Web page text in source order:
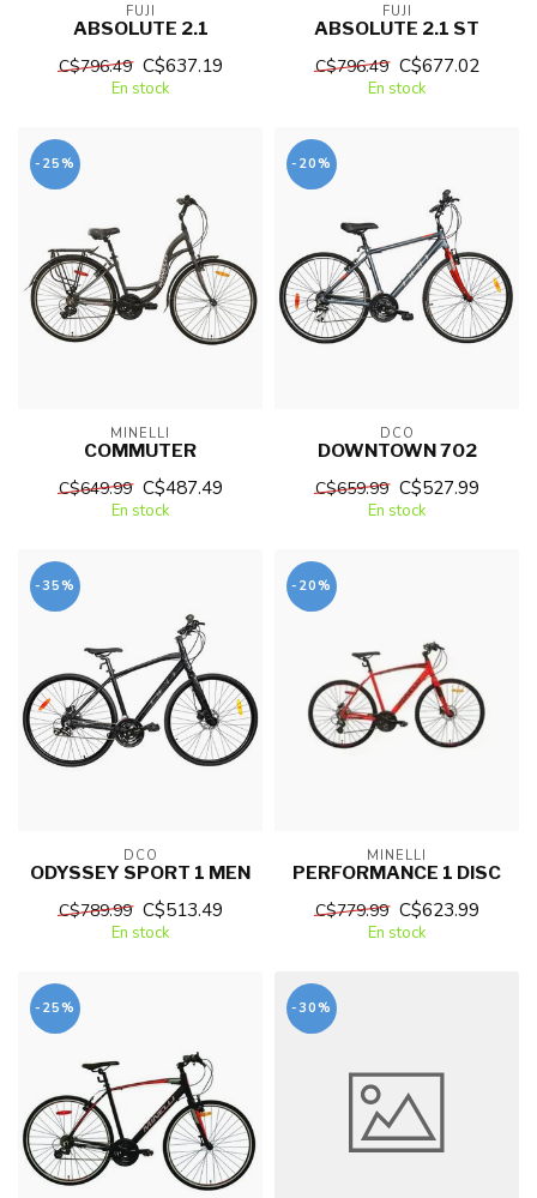
FUJI
ABSOLUTE 2.1
C$796.49 C$637.19
En stock
FUJI
ABSOLUTE 2.1 ST
C$796.49 C$677.02
En stock
-25%
MINELLI
COMMUTER
C$649.99 C$487.49
En stock
-20%
DCO
DOWNTOWN 702
C$659.99 C$527.99
En stock
-35%
DCO
ODYSSEY SPORT 1 MEN
C$789.99 C$513.49
En stock
-20%
MINELLI
PERFORMANCE 1 DISC
C$779.99 C$623.99
En stock
-25% -30%